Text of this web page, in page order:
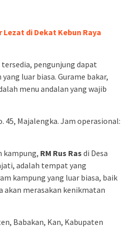
Lezat di Dekat Kebun Raya
pengunjung dapat
luar biasa. Gurame bakar,
menu andalan yang wajib
45, Majalengka. Jam operasional:
kampung, RM Rus Ras di Desa
adalah tempat yang
kampung yang luar biasa, baik
akan merasakan kenikmatan
Babakan, Kan, Kabupaten